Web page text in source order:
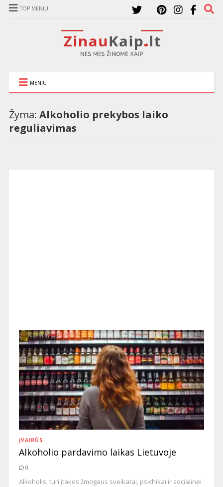
TOP MENIU
MENIU
Žyma: Alkoholio prekybos laiko
reguliavimas
ĮVAIRŪS
Alkoholio pardavimo laikas Lietuvoje
0
Alkoholis, turi įtakos žmogaus sveikatai, psichikai ir socialinei